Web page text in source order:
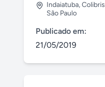
Indaiatuba,Colibris
São Paulo
Publicado em:
21/05/2019